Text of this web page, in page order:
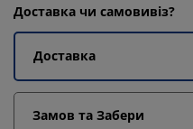
Доставка чи самовивіз?
Доставка
Замов та Забери